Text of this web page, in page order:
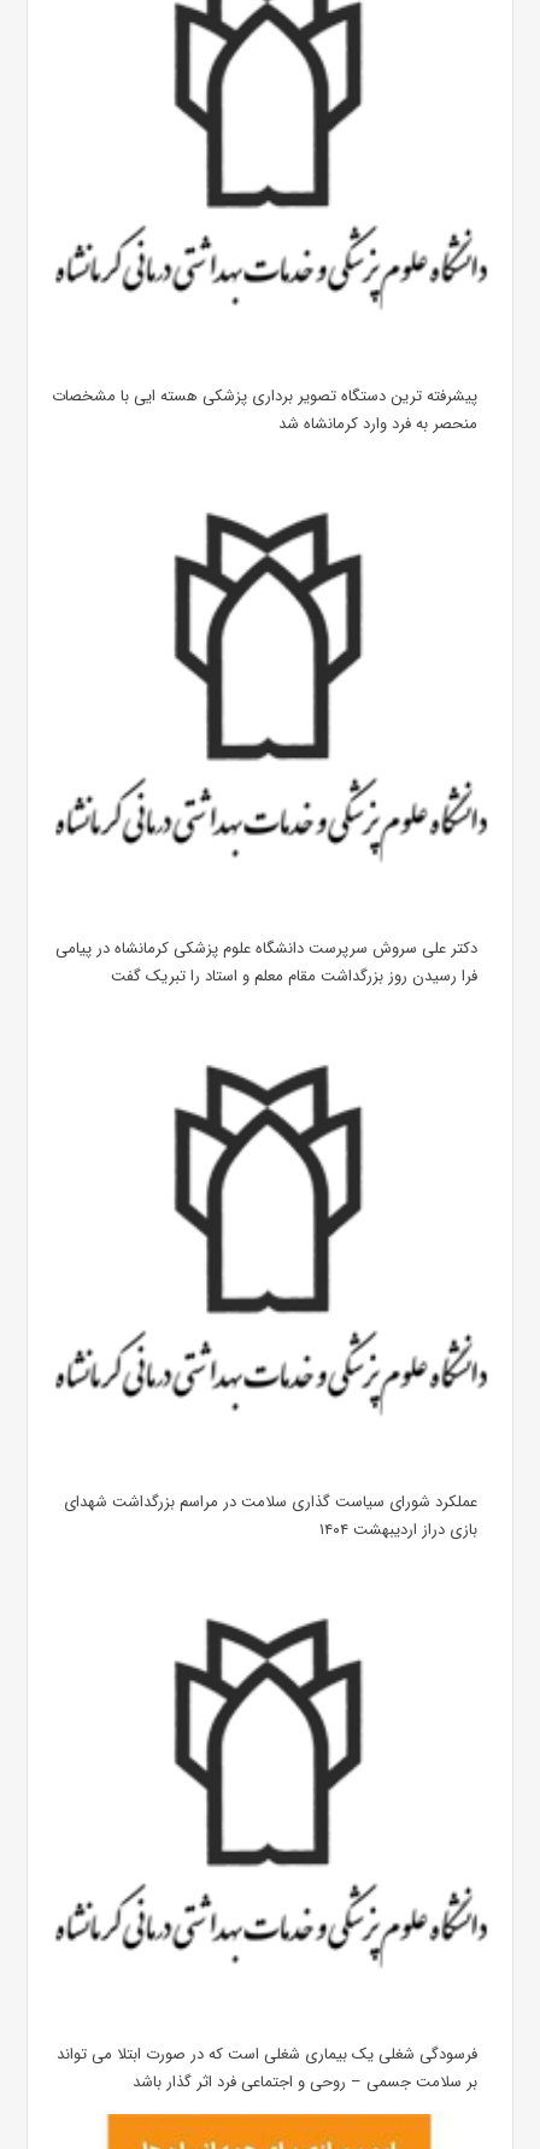
پیشرفته ترین دستگاه تصویر برداری پزشکی هسته ایی با مشخصات
منحصر به فرد وارد کرمانشاه شد
دکتر علی سروش سرپرست دانشگاه علوم پزشکی کرمانشاه در پیامی
فرا رسیدن روز بزرگداشت مقام معلم و استاد را تبریک گفت
عملکرد شورای سیاست گذاری سلامت در مراسم بزرگداشت شهدای
بازی دراز اردیبهشت ۱۴۰۴
فرسودگی شغلی یک بیماری شغلی است که در صورت ابتلا می تواند
بر سلامت جسمی – روحی و اجتماعی فرد اثر گذار باشد